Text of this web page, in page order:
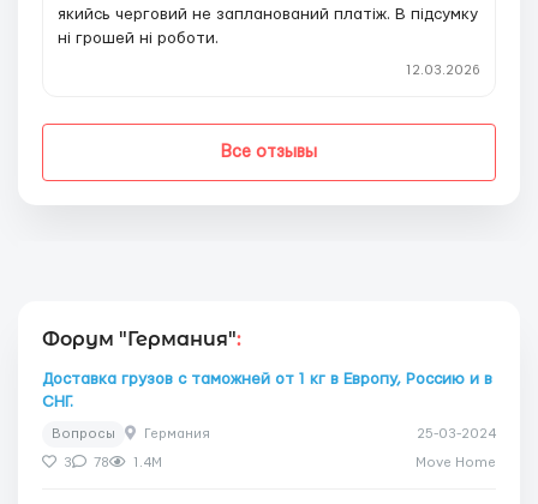
якийсь черговий не запланований платіж. В підсумку
ні грошей ні роботи.
12.03.2026
Все отзывы
Форум "Германия":
Доставка грузов с таможней от 1 кг в Европу, Россию и в
СНГ.
Вопросы Германия 25-03-2024
3 78 1.4M Move Home